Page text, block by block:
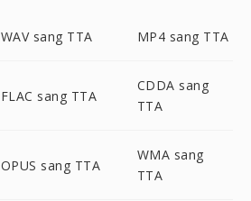
WAV sang TTA MP4 sang TTA
FLAC sang TTA
CDDA sang
TTA
OPUS sang TTA
WMA sang
TTA